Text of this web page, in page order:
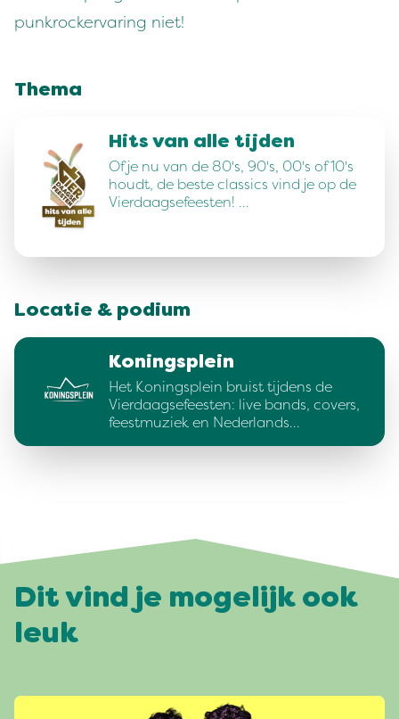
punkrockervaring niet!
Thema
Hits van alle tijden
Of je nu van de 80's, 90's, 00's of 10's
houdt, de beste classics vind je op de
Vierdaagsefeesten! …
Locatie & podium
Koningsplein
Het Koningsplein bruist tijdens de
Vierdaagsefeesten: live bands, covers,
feestmuziek en Nederlands…
Dit vind je mogelijk ook
leuk